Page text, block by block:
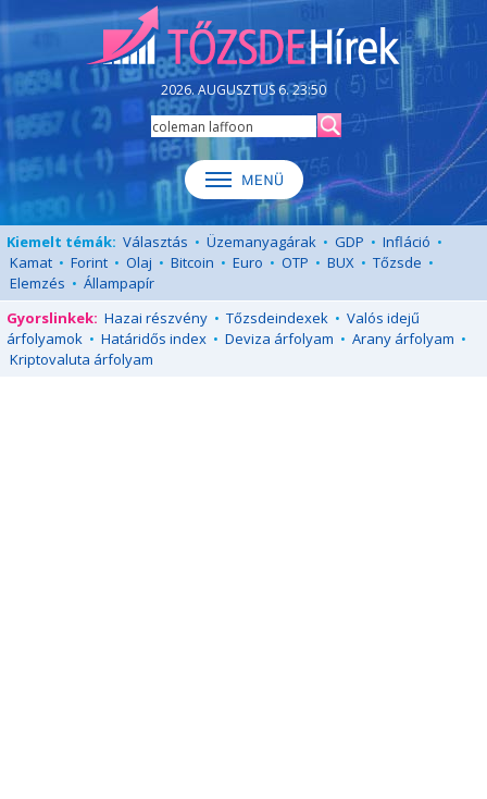
2026. AUGUSZTUS 6. 23:50
Kiemelt témák: Választás • Üzemanyagárak • GDP • Infláció •
Kamat • Forint • Olaj • Bitcoin • Euro • OTP • BUX • Tőzsde •
Elemzés • Állampapír
Gyorslinkek: Hazai részvény • Tőzsdeindexek • Valós idejű
árfolyamok • Határidős index • Deviza árfolyam • Arany árfolyam •
Kriptovaluta árfolyam